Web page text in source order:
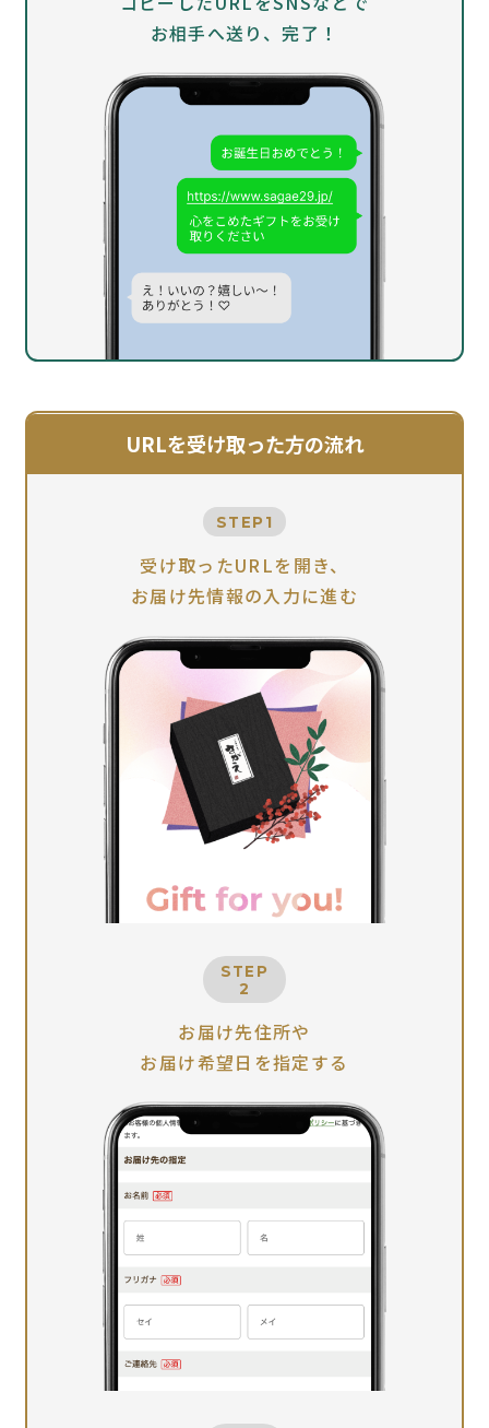
お相手へ送り、完了！
URLを受け取った方の流れ
STEP1
受け取ったURLを開き、
お届け先情報の入力に進む
STEP
2
お届け先住所や
お届け希望日を指定する